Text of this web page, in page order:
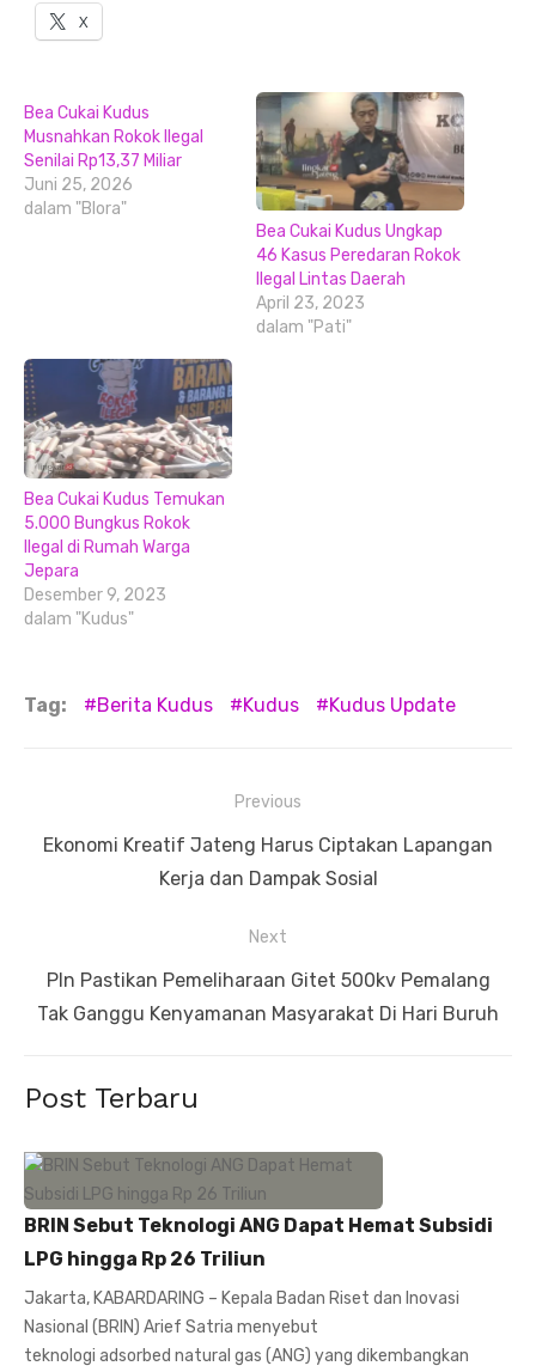
X
Bea Cukai Kudus
Musnahkan Rokok Ilegal
Senilai Rp13,37 Miliar
Juni 25, 2026
dalam "Blora"
Bea Cukai Kudus Ungkap
46 Kasus Peredaran Rokok
Ilegal Lintas Daerah
April 23, 2023
dalam "Pati"
Bea Cukai Kudus Temukan
5.000 Bungkus Rokok
Ilegal di Rumah Warga
Jepara
Desember 9, 2023
dalam "Kudus"
Tag: Berita Kudus Kudus Kudus Update
pos
Previous
Previous
Ekonomi Kreatif Jateng Harus Ciptakan Lapangan
Kerja dan Dampak Sosial
Next
Next
post:
Pln Pastikan Pemeliharaan Gitet 500kv Pemalang
Tak Ganggu Kenyamanan Masyarakat Di Hari Buruh
Post Terbaru
BRIN Sebut Teknologi ANG Dapat Hemat Subsidi
LPG hingga Rp 26 Triliun
Jakarta, KABARDARING – Kepala Badan Riset dan Inovasi
Nasional (BRIN) Arief Satria menyebut
teknologi adsorbed natural gas (ANG) yang dikembangkan